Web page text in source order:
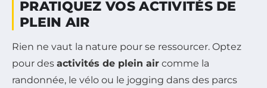
PRATIQUEZ VOS ACTIVITÉS DE
PLEIN AIR
Rien ne vaut la nature pour se ressourcer. Optez
pour des activités de plein air comme la
randonnée, le vélo ou le jogging dans des parcs